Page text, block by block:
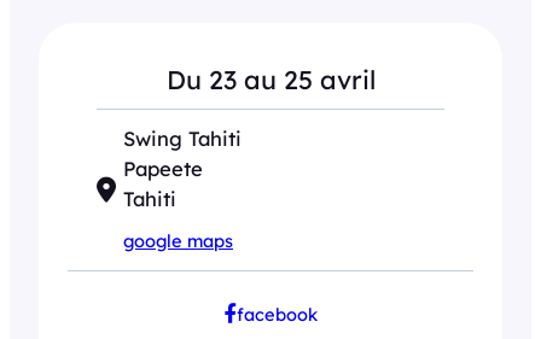
Du 23 au 25 avril
Swing Tahiti
Papeete
Tahiti
google maps
facebook